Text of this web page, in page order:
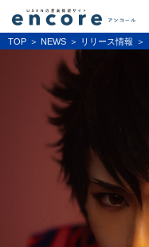
TOP NEWS リリース情報